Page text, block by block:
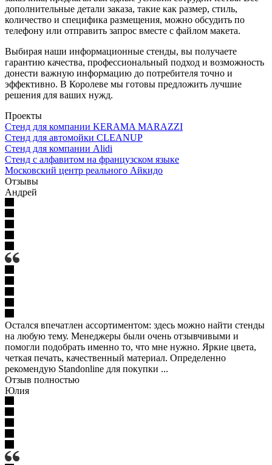
дополнительные детали заказа, такие как размер, стиль,
количество и специфика размещения, можно обсудить по
телефону или отправить запрос вместе с файлом макета.
Выбирая наши информационные стенды, вы получаете
гарантию качества, профессиональный подход и возможность
донести важную информацию до потребителя точно и
эффективно. В Королеве мы готовы предложить лучшие
решения для ваших нужд.
Проекты
Стенд для компании KERAMA MARAZZI
Стенд для автомойки CLEANUP
Стенд для компании Alidi
Стенд с алфавитом на французском языке
Московский центр реального Айкидо
Отзывы
Андрей
Остался впечатлен ассортиментом: здесь можно найти стенды
на любую тему. Менеджеры были очень отзывчивыми и
помогли подобрать именно то, что мне нужно. Яркие цвета,
четкая печать, качественный материал. Определенно
рекомендую Standonline для покупки ...
Отзыв полностью
Юлия